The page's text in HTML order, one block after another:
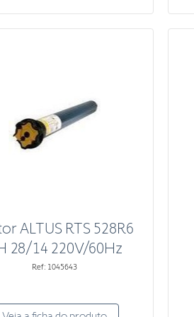
ALTUS RTS 528R6
28/14 220V/60Hz
Ref: 1045643